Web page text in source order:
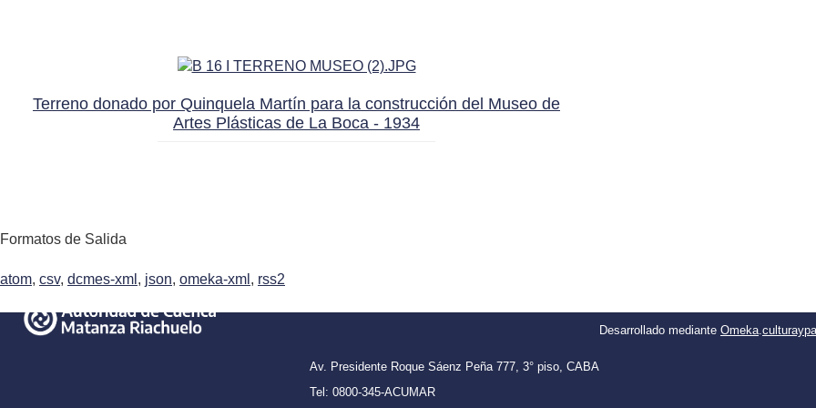
Terreno donado por Quinquela Martín para la construcción del Museo de
Artes Plásticas de La Boca - 1934
Formatos de Salida
atom, csv, dcmes-xml , json, omeka-xml , rss2
Av. Presidente Roque Sáenz Peña 777, 3° piso, CABA
Tel: 0800-345-ACUMAR
Desarrollado mediante Omeka.